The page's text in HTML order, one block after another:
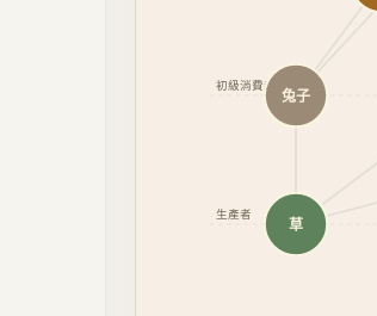
初級消費者
生產者
草
兔子